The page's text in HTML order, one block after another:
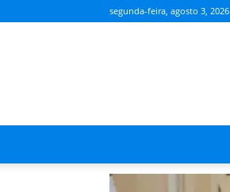
segunda-feira, agosto 3, 2026